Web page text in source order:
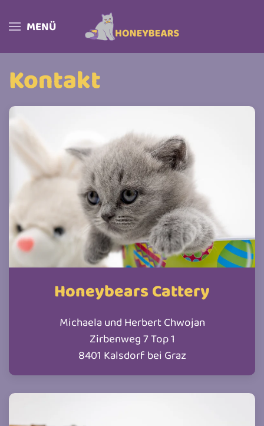
Skip to main content
MENÜ
Kontakt
Honeybears Cattery
Michaela und Herbert Chwojan
Zirbenweg 7 Top 1
8401 Kalsdorf bei Graz